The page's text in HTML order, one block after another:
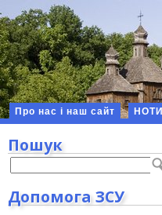
Про нас і наш сайт НОТИ
Пошук
Допомога ЗСУ